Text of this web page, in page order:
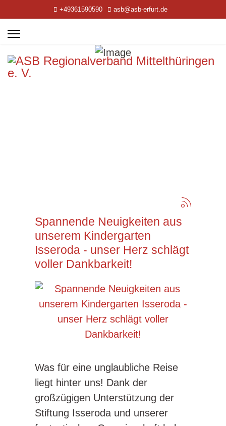
+49361590590 asb@asb-erfurt.de
Spannende Neuigkeiten aus
unserem Kindergarten
Isseroda - unser Herz schlägt
voller Dankbarkeit!
Was für eine unglaubliche Reise
liegt hinter uns! Dank der
großzügigen Unterstützung der
Stiftung Isseroda und unserer